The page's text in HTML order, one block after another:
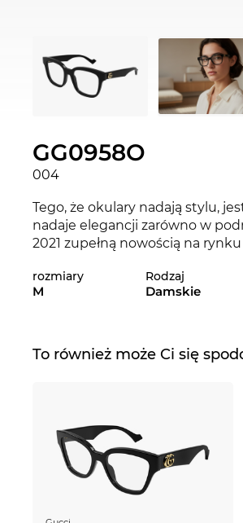
GG0958O
004
Tego, że okulary nadają stylu,
nadaje elegancji zarówno w
2021 zupełną nowością na
wariantach.
Jeśli chodzi o twoje wymarzone
rozmiary
M
Rodzaj
Damskie
To również może Ci się